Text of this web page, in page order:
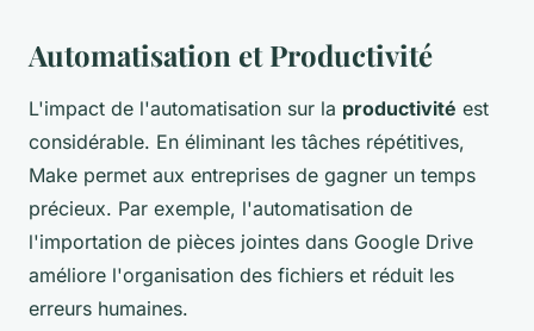
Automatisation et Productivité
L'impact de l'automatisation sur la productivité est
considérable. En éliminant les tâches répétitives,
Make permet aux entreprises de gagner un temps
précieux. Par exemple, l'automatisation de
l'importation de pièces jointes dans Google Drive
améliore l'organisation des fichiers et réduit les
erreurs humaines.